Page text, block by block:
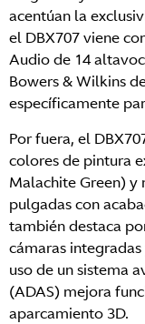
acentúan la
el DBX707viene
Audio de 14
Bowers & Wilkins
específicamente
Por fuera, el
colores de pintura
Malachite Green) y
pulgadas con
también destaca
cámaras
uso de un sistema
(ADAS) mejora
aparcamiento 3D.